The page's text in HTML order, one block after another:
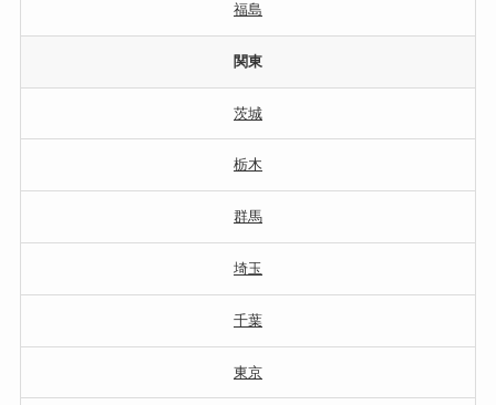
福島
関東
茨城
栃木
群馬
埼玉
千葉
東京